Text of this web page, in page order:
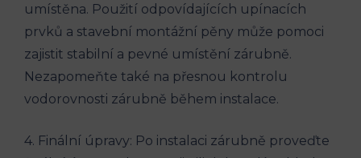
umístěna. Použití odpovídajících upínacích
prvků a stavební montážní pěny může pomoci
zajistit stabilní a pevné umístění zárubně.
Nezapomeňte také na přesnou kontrolu
vodorovnosti zárubně během instalace.
4. Finální úpravy: Po instalaci zárubně proveďte